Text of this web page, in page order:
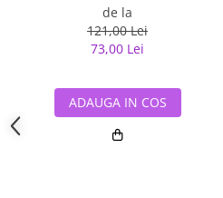
de la
121,00 Lei
73,00 Lei
ADAUGA IN COS